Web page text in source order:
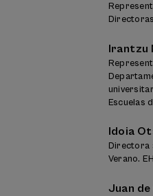
Irantzu
Escuelas
Idoia
Directora
Verano.
Juan